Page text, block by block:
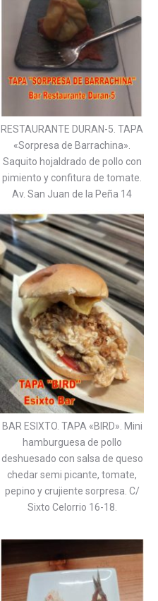
RESTAURANTE DURAN-5. TAPA
«Sorpresa de Barrachina».
Saquito hojaldrado de pollo con
pimiento y confitura de tomate.
Av. San Juan de la Peña 14
BAR ESIXTO. TAPA «BIRD». Mini
hamburguesa de pollo
deshuesado con salsa de queso
chedar semi picante, tomate,
pepino y crujiente sorpresa. C/
Sixto Celorrio 16-18.